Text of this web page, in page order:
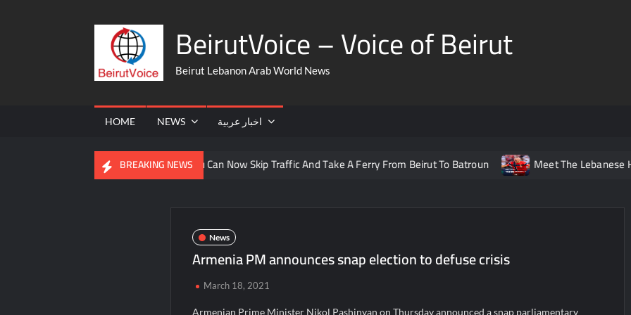
BeirutVoice – Voice of Beirut
Beirut Lebanon Arab World News
HOME NEWS اخبار عربية
BREAKING NEWS
You Can Now Skip Traffic And Take A Ferry From Beirut To Batroun Meet The Lebanese Helping
News
Armenia PM announces snap election to defuse crisis
March 18, 2021
Armenian Prime Minister Nikol Pashinyan on Thursday announced a snap parliamentary